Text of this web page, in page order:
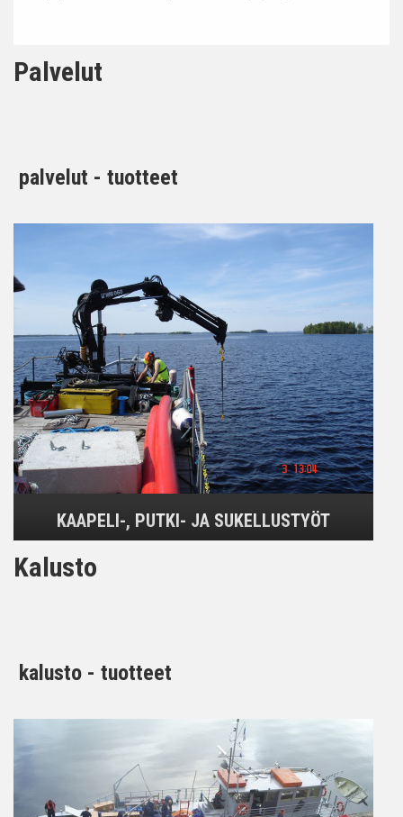
Palvelut
palvelut - tuotteet
KAAPELI-, PUTKI- JA SUKELLUSTYÖT
Kalusto
kalusto - tuotteet